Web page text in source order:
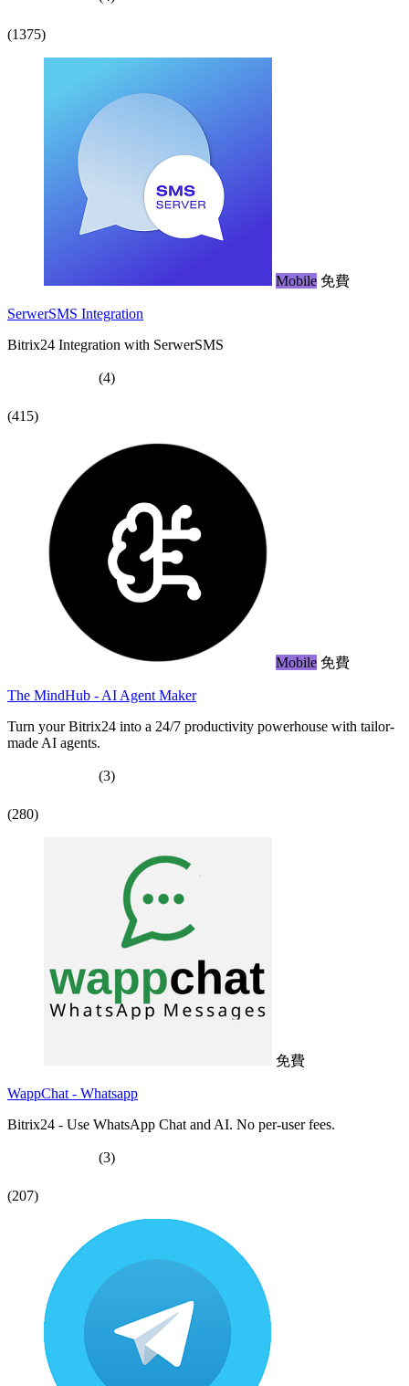
(1375)
Mobile 免費
SerwerSMS Integration
Bitrix24 Integration with SerwerSMS
(4)
(415)
Mobile 免費
The MindHub - AI Agent Maker
Turn your Bitrix24 into a 24/7 productivity powerhouse with tailor-
made AI agents.
(3)
(280)
免費
WappChat - Whatsapp
Bitrix24 - Use WhatsApp Chat and AI. No per-user fees.
(3)
(207)